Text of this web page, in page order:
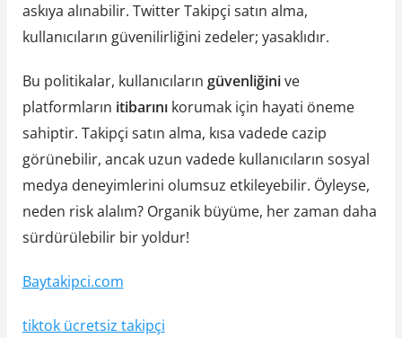
askıya alınabilir. Twitter Takipçi satın alma,
kullanıcıların güvenilirliğini zedeler; yasaklıdır.
Bu politikalar, kullanıcıların güvenliğinive
platformların itibarınıkorumak için hayati öneme
sahiptir. Takipçi satın alma, kısa vadede cazip
görünebilir, ancak uzun vadede kullanıcıların sosyal
medya deneyimlerini olumsuz etkileyebilir. Öyleyse,
neden risk alalım? Organik büyüme, her zaman daha
sürdürülebilir bir yoldur!
Baytakipci.com
tiktok ücretsiz takipçi